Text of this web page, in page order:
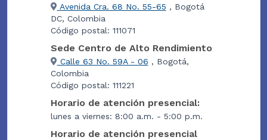
Avenida Cra. 68 No. 55-65 , Bogotá
DC, Colombia
Código postal: 111071
Sede Centro de Alto Rendimiento
Calle 63 No. 59A - 06 , Bogotá,
Colombia
Código postal: 111221
Horario de atención presencial:
lunes a viernes: 8:00 a.m. - 5:00 p.m.
Horario de atención presencial